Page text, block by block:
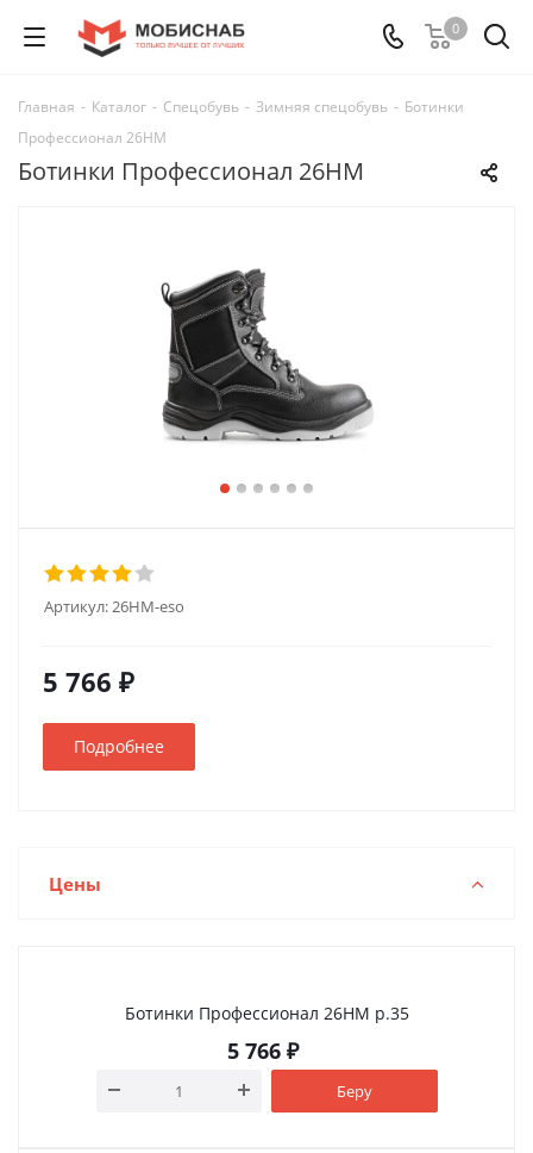
0
Главная - Каталог - Спецобувь - Зимняя спецобувь - Ботинки
Профессионал 26НМ
Ботинки Профессионал 26НМ
Артикул:26НМ-eso
5 766 ₽
Подробнее
Цены
Ботинки Профессионал 26НМ р.35
5 766₽
Беру